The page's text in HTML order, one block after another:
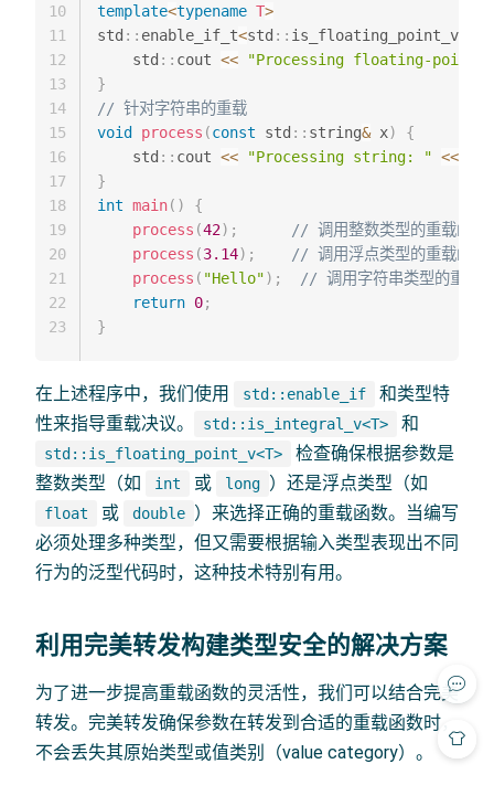
template<typename T>
std :: enable_if_t<std :: is_floating_point_v
    std
:: cout <<
"Processing floating-point:
}
// 针对字符串的重载
void process (const std :: string& x)
{
    std
:: cout << "Processing string: " <<
}
int main( )
{
process (42) ;
// 调用整数类型的重载函数
process (3.14) ;
// 调用浮点类型的重载函数
process ( "Hello") ;
// 调用字符串类型的重载
return 0;
}
10
11
12
13
14
15
16
17
18
19
20
21
22
23
在上述程序中，我们使用 std::enable_if
和类型特
性来指导重载决议。
std::is_integral_v<T> 和
std::is_floating_point_v<T>
检查确保根据参数是
整数类型（如
int 或 long ）还是浮点类型（如
float 或 double ）来选择正确的重载函数。当编写
必须处理多种类型，但又需要根据输入类型表现出不同
行为的泛型代码时，这种技术特别有用。
利用完美转发构建类型安全的解决方案
为了进一步提高重载函数的灵活性，我们可以结合完美
转发。完美转发确保参数在转发到合适的重载函数时，
不会丢失其原始类型或值类别（value category）。